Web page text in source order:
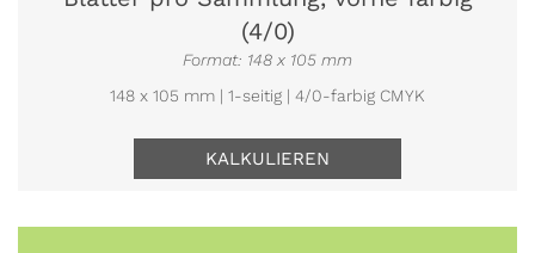
(4/0)
Format: 148 x 105 mm
148 x 105 mm | 1-seitig | 4/0-farbig CMYK
KALKULIEREN